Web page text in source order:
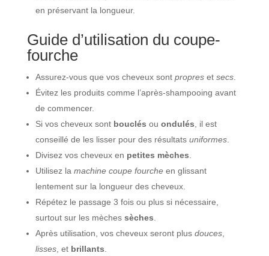
en préservant la longueur.
Guide d’utilisation du coupe-
fourche
Assurez-vous que vos cheveux sont propreset secs.
Évitez les produits comme l’après-shampooing avant
de commencer.
Si vos cheveux sont bouclés ou ondulés , il est
conseillé de les lisser pour des résultats uniformes.
Divisez vos cheveux en petites mèches
Utilisez la machine coupe fourcheen glissant
lentement sur la longueur des cheveux.
Répétez le passage 3 fois ou plus si nécessaire,
surtout sur les mèches sèches
Après utilisation, vos cheveux seront plus douces,
lisses, et brillants